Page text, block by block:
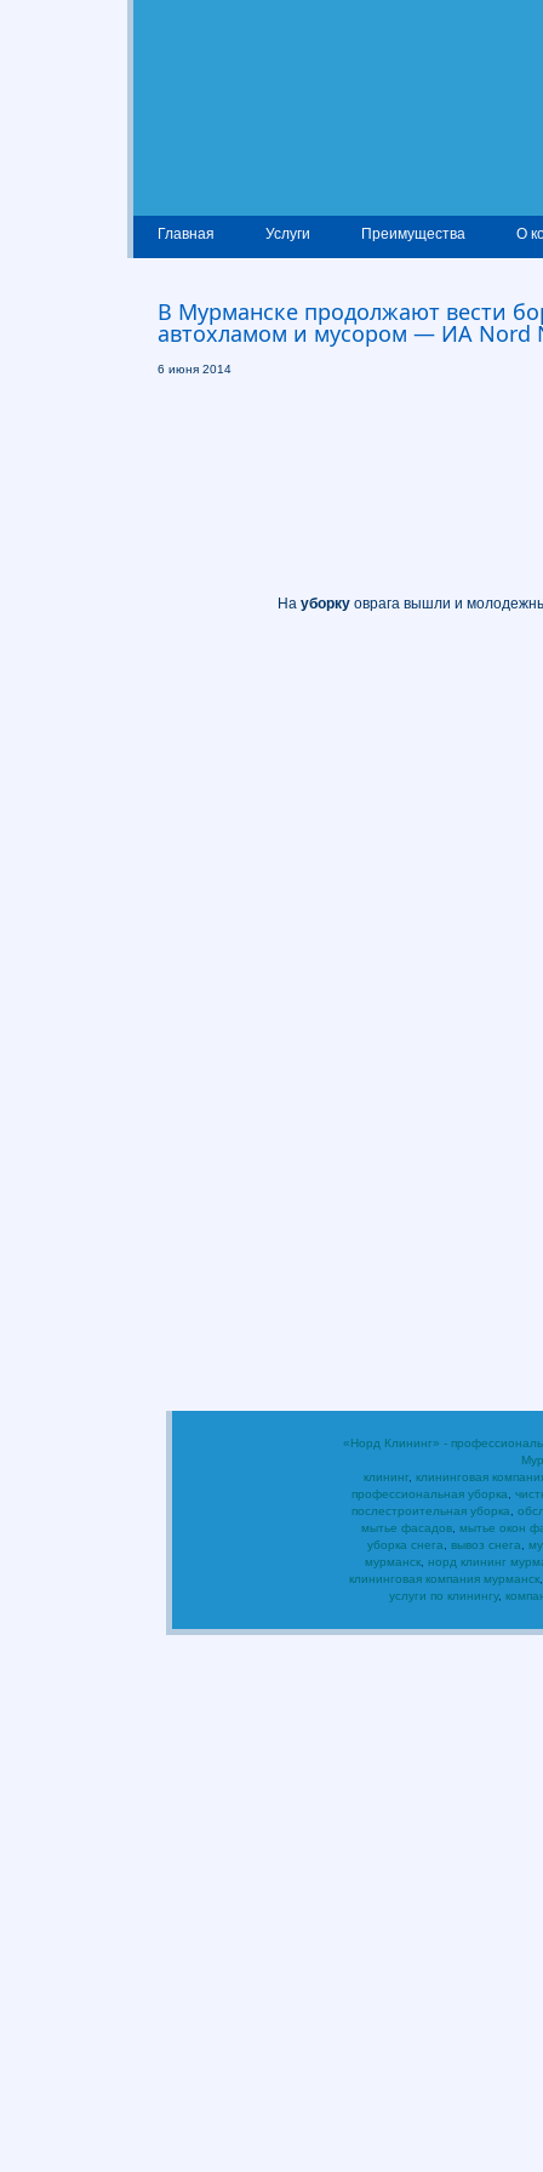
Главная Услуги Преимущества О
В Мурманске продолжают вести
автохламом и мусором — ИА Nord
6 июня 2014
На уборкуоврага вышли и
«Норд Клининг» -
клининг клининговая
профессиональная уборка
послестроительная уборка
мытье фасадов мытье окон
уборка снега
вывоз снега
мурманск, норд клининг
клининговая компания мурманск
услуги по клинингу,